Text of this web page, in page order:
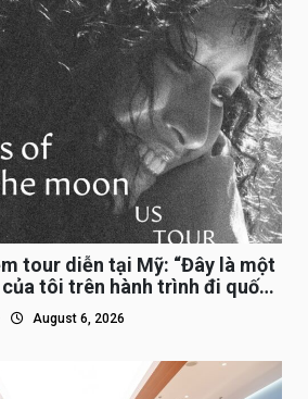
tour diễn tại Mỹ: “Đây là một
tôi trên hành trình đi quốc
August 6, 2026